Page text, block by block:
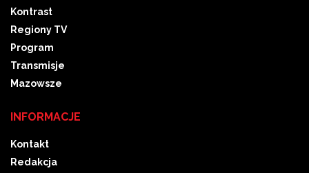
Kontrast
Regiony TV
Program
Transmisje
Mazowsze
INFORMACJE
Kontakt
Redakcja